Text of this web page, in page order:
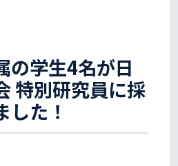
の学生4名が日
特別研究員に採
した！